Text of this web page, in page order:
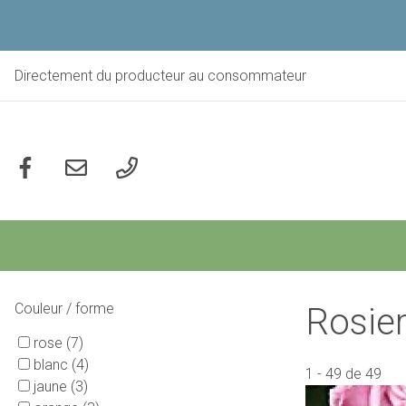
contenu
principal
Directement du producteur au consommateur
Couleur / forme
rose (7)
blanc (4)
jaune (3)
1 - 49 de 49